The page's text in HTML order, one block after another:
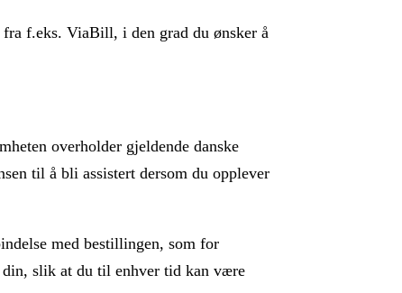
f.eks. ViaBill, i den grad du ønsker å
overholder gjeldende danske
til å bli assistert dersom du opplever
med bestillingen, som for
din, slik at du til enhver tid kan være